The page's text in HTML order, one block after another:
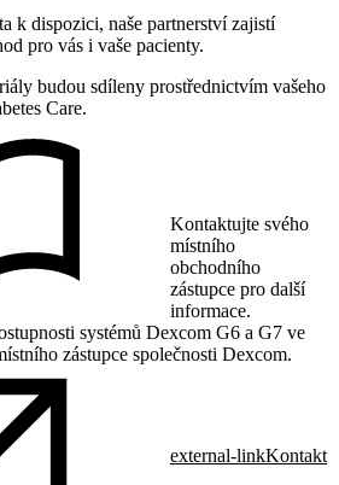
k dispozici, naše partnerství zajistí
pro vás i vaše pacienty.
budou sdíleny prostřednictvím vašeho
Care.
Kontaktujte svého
místního
obchodního
zástupce pro další
informace.
systémů Dexcom G6 a G7 ve
zástupce společnosti Dexcom.
external-linkKontakt